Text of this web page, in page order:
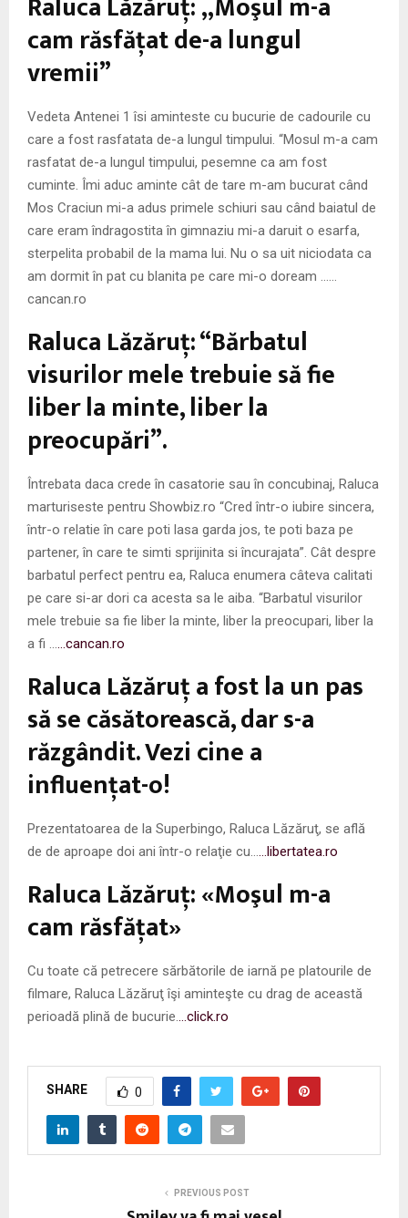
U
cam răsfăţat de-a lungul
vremii”
Vedeta Antenei 1 îsi aminteste cu bucurie de cadourile cu
care a fost rasfatata de-a lungul timpului. “Mosul m-a cam
rasfatat de-a lungul timpului, pesemne ca am fost
cuminte. Îmi aduc aminte cât de tare m-am bucurat când
Mos Craciun mi-a adus primele schiuri sau când baiatul de
care eram îndragostita în gimnaziu mi-a daruit o esarfa,
sterpelita probabil de la mama lui. Nu o sa uit niciodata ca
am dormit în pat cu blanita pe care mi-o doream ……
cancan.ro
Raluca Lăzăruţ: “Bărbatul
visurilor mele trebuie să fie
liber la minte, liber la
preocupări”.
Întrebata daca crede în casatorie sau în concubinaj, Raluca
marturiseste pentru Showbiz.ro “Cred într-o iubire sincera,
într-o relatie în care poti lasa garda jos, te poti baza pe
partener, în care te simti sprijinita si încurajata”. Cât despre
barbatul perfect pentru ea, Raluca enumera câteva calitati
pe care si-ar dori ca acesta sa le aiba. “Barbatul visurilor
mele trebuie sa fie liber la minte, liber la preocupari, liber la
a fi …
…cancan.ro
Raluca Lăzăruţ a fost la un pas
să se căsătorească, dar s-a
răzgândit. Vezi cine a
influenţat-o!
Prezentatoarea de la Superbingo, Raluca Lăzăruţ, se află
de de aproape doi ani într-o relaţie cu…
…libertatea.ro
Raluca Lăzăruţ: «Moşul m-a
cam răsfăţat»
Cu toate că petrecere sărbătorile de iarnă pe platourile de
filmare, Raluca Lăzăruţ îşi aminteşte cu drag de această
perioadă plină de bucurie.
…click.ro
SHARE 0
PREVIOUS POST